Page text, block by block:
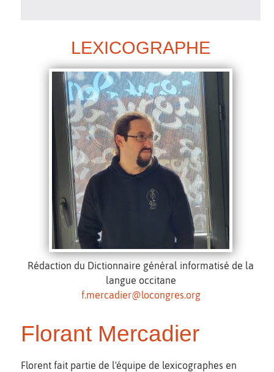
LEXICOGRAPHE
Rédaction du Dictionnaire général informatisé de la
langue occitane
f.mercadier@locongres.org
Florant Mercadier
Florent fait partie de l'équipe de lexicographes en